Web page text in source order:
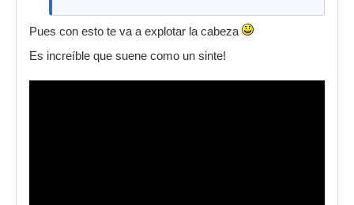
Pues con esto te va a explotar la cabeza
Es increíble que suene como un sinte!